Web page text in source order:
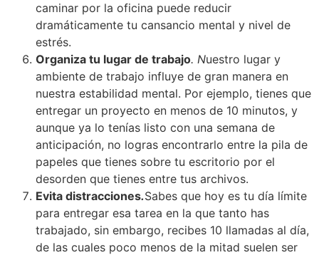
caminar por la oficina puede reducir
dramáticamente tu cansancio mental y nivel de
estrés.
Organiza tu lugar de trabajo. Nuestro lugar y
ambiente de trabajo influye de gran manera en
nuestra estabilidad mental. Por ejemplo, tienes que
entregar un proyecto en menos de 10 minutos, y
aunque ya lo tenías listo con una semana de
anticipación, no logras encontrarlo entre la pila de
papeles que tienes sobre tu escritorio por el
desorden que tienes entre tus archivos.
Evita distracciones.Sabes que hoy es tu día límite
para entregar esa tarea en la que tanto has
trabajado, sin embargo, recibes 10 llamadas al día,
de las cuales poco menos de la mitad suelen ser